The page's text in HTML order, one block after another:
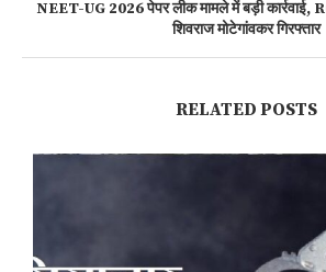
NEET-UG 2026 पेपर लीक मामले में बड़ी कार्रवाई,
शिवराज मोटेगांवकर गिरफ्तार
RELATED POSTS